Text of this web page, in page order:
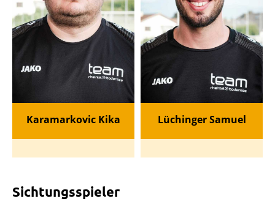
Karamarkovic Kika Lüchinger Samuel
Sichtungsspieler